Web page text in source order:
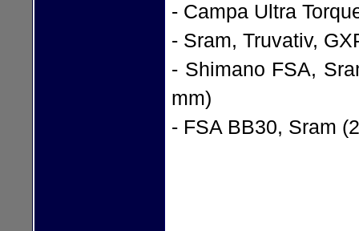
- Campa Ultra
- Sram, Truvativ,
- Shimano FSA,
mm)
- FSA BB30, Sram